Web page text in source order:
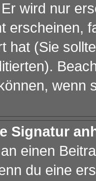
wird nur
erscheinen,
hat (Sie
wenn
Signatur
einen
du eine